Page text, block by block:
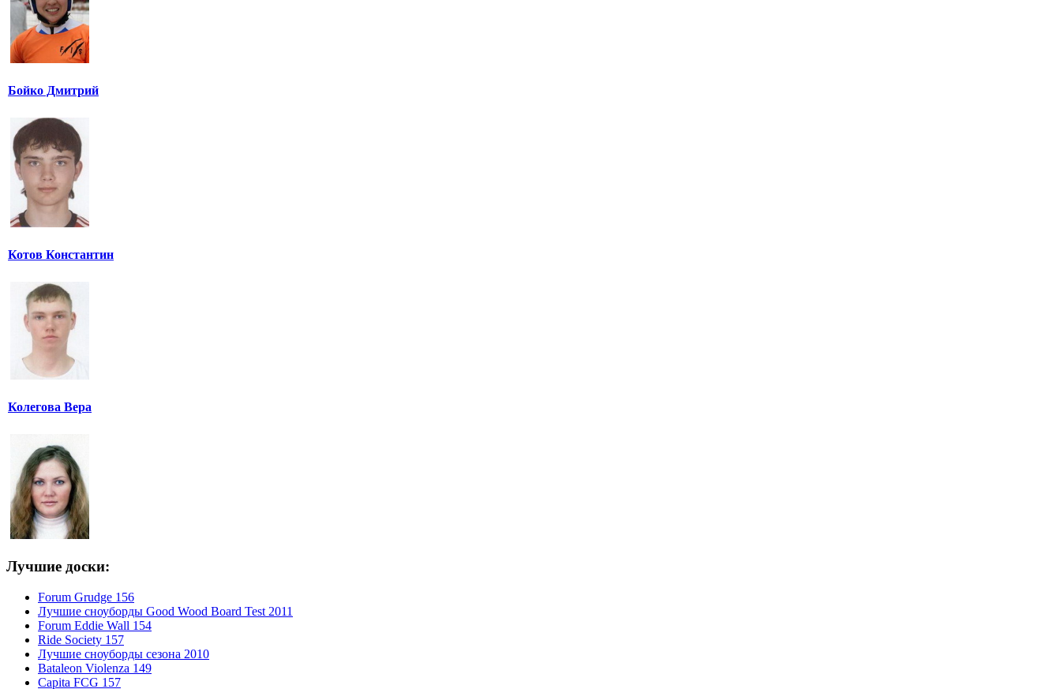
Бойко Дмитрий
Котов Константин
Колегова Вера
Лучшие доски:
Forum Grudge 156
Лучшие сноуборды Good Wood Board Test 2011
Forum Eddie Wall 154
Ride Society 157
Лучшие сноуборды сезона 2010
Bataleon Violenza 149
Capita FCG 157